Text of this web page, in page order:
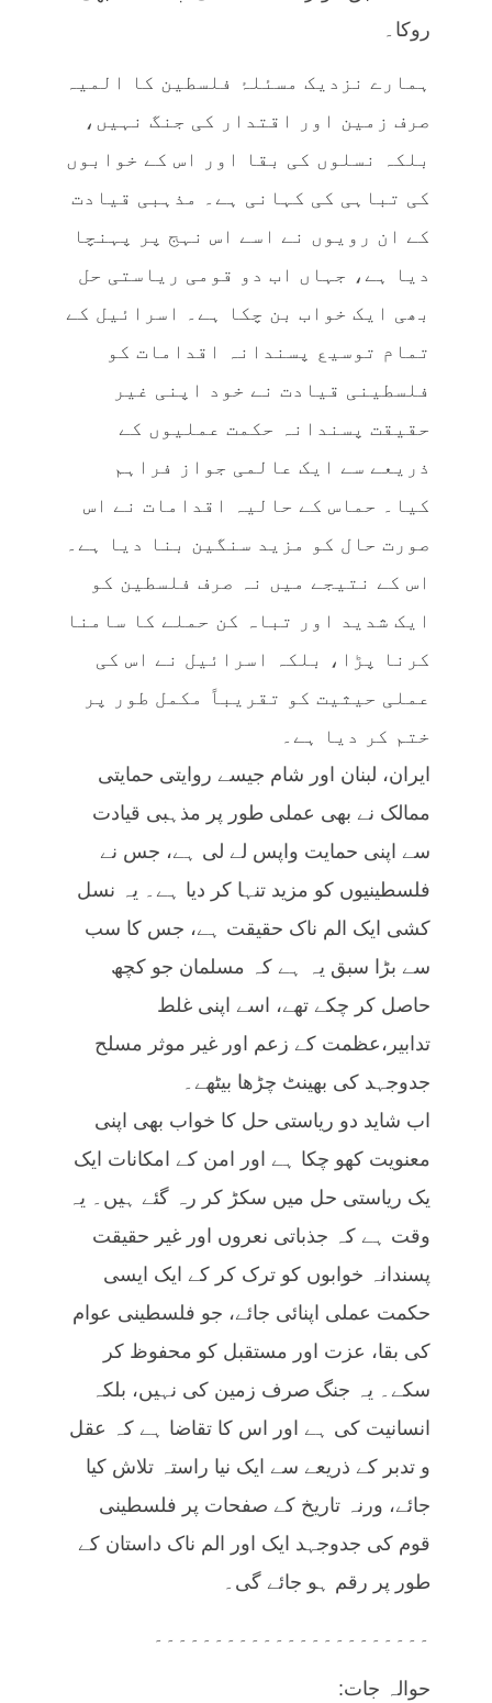
روکا۔
ہمارے نزدیک مسئلۂ فلسطین کا المیہ
صرف زمین اور اقتدار کی جنگ نہیں،
بلکہ نسلوں کی بقا اور اس کے خوابوں
کی تباہی کی کہانی ہے۔ مذہبی قیادت
کے ان رویوں نے اسے اس نہج پر پہنچا
دیا ہے، جہاں اب دو قومی ریاستی حل
بھی ایک خواب بن چکا ہے۔ اسرائیل کے
تمام توسیع پسندانہ اقدامات کو
فلسطینی قیادت نے خود اپنی غیر
حقیقت پسندانہ حکمت عملیوں کے
ذریعے سے ایک عالمی جواز فراہم
کیا۔ حماس کے حالیہ اقدامات نے اس
صورت حال کو مزید سنگین بنا دیا ہے۔
اس کے نتیجے میں نہ صرف فلسطین کو
ایک شدید اور تباہ کن حملے کا سامنا
کرنا پڑا، بلکہ اسرائیل نے اس کی
عملی حیثیت کو تقریباً مکمل طور پر
ختم کر دیا ہے۔
ایران، لبنان اور شام جیسے روایتی حمایتی
ممالک نے بھی عملی طور پر مذہبی قیادت
سے اپنی حمایت واپس لے لی ہے، جس نے
فلسطینیوں کو مزید تنہا کر دیا ہے۔ یہ نسل
کشی ایک الم ناک حقیقت ہے، جس کا سب
سے بڑا سبق یہ ہے کہ مسلمان جو کچھ
حاصل کر چکے تھے، اسے اپنی غلط
تدابیر،عظمت کے زعم اور غیر موثر مسلح
جدوجہد کی بھینٹ چڑھا بیٹھے۔
اب شاید دو ریاستی حل کا خواب بھی اپنی
معنویت کھو چکا ہے اور امن کے امکانات ایک
یک ریاستی حل میں سکڑ کر رہ گئے ہیں۔ یہ
وقت ہے کہ جذباتی نعروں اور غیر حقیقت
پسندانہ خوابوں کو ترک کر کے ایک ایسی
حکمت عملی اپنائی جائے، جو فلسطینی عوام
کی بقا، عزت اور مستقبل کو محفوظ کر
سکے۔ یہ جنگ صرف زمین کی نہیں، بلکہ
انسانیت کی ہے اور اس کا تقاضا ہے کہ عقل
و تدبر کے ذریعے سے ایک نیا راستہ تلاش کیا
جائے، ورنہ تاریخ کے صفحات پر فلسطینی
قوم کی جدوجہد ایک اور الم ناک داستان کے
طور پر رقم ہو جائے گی۔
۔۔۔۔۔۔۔۔۔۔۔۔۔۔۔۔۔۔۔۔۔۔۔
حوالہ جات: